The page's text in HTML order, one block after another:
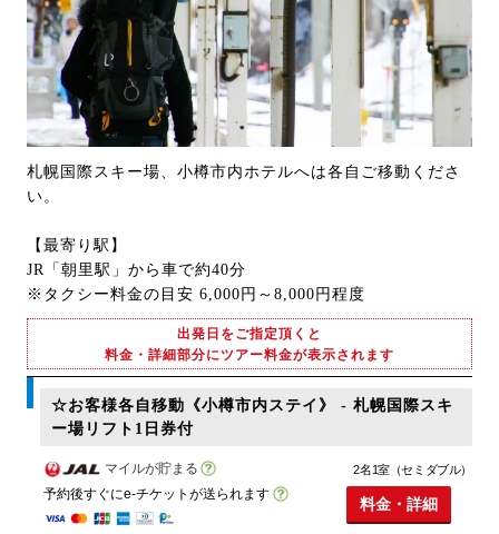
札幌国際スキー場、小樽市内ホテルへは各自ご移動くださ
い。
【最寄り駅】
JR「朝里駅」から車で約40分
※タクシー料金の目安 6,000円～8,000円程度
出発日をご指定頂くと
料金・詳細部分にツアー料金が表示されます
☆お客様各自移動《小樽市内ステイ》 - 札幌国際スキ
ー場リフト1日券付
マイルが貯まる
予約後すぐにe-チケットが送られます
2名1室（セミダブル）
料金・詳細